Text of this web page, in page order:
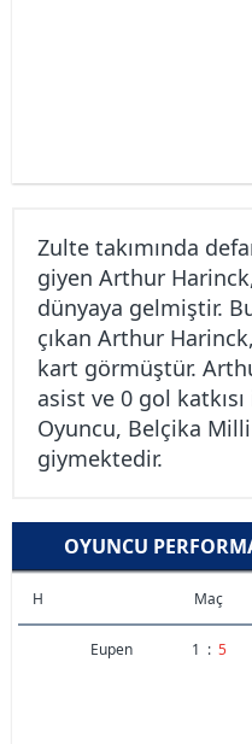
Zulte takımında
giyen Arthur
dünyaya gelmiştir.
çıkan Arthur
kart görmüştür.
asist ve 0 gol
Oyuncu, Belçika
giymektedir.
OYUNCU
H Maç
Eupen 1 : 5